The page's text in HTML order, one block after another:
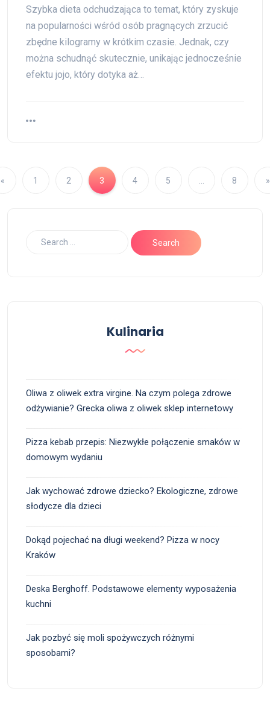
Szybka dieta odchudzająca to temat, który zyskuje
na popularności wśród osób pragnących zrzucić
zbędne kilogramy w krótkim czasie. Jednak, czy
można schudnąć skutecznie, unikając jednocześnie
efektu jojo, który dotyka aż…
« 1 2 3 4 5 8 »
Kulinaria
Oliwa z oliwek extra virgine. Na czym polega zdrowe
odżywianie? Grecka oliwa z oliwek sklep internetowy
Pizza kebab przepis: Niezwykłe połączenie smaków w
domowym wydaniu
Jak wychować zdrowe dziecko? Ekologiczne, zdrowe
słodycze dla dzieci
Dokąd pojechać na długi weekend? Pizza w nocy
Kraków
Deska Berghoff. Podstawowe elementy wyposażenia
kuchni
Jak pozbyć się moli spożywczych różnymi
sposobami?